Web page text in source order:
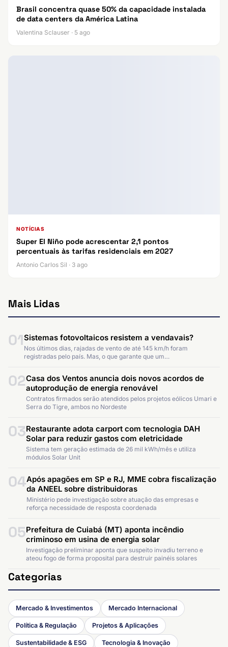
Brasil concentra quase 50% da capacidade instalada
de data centers da América Latina
Valentina Sclauser · 5 ago
NOTÍCIAS
Super El Niño pode acrescentar 2,1 pontos
percentuais às tarifas residenciais em 2027
Antonio Carlos Sil · 3 ago
Mais Lidas
01Sistemas fotovoltaicos resistem a vendavais?
Nos últimos dias, rajadas de vento de até 145 km/h foram
registradas pelo país. Mas, o que garante que um…
02Casa dos Ventos anuncia dois novos acordos de
autoprodução de energia renovável
Contratos firmados serão atendidos pelos projetos eólicos Umari e
Serra do Tigre, ambos no Nordeste
03Restaurante adota carport com tecnologia DAH
Solar para reduzir gastos com eletricidade
Sistema tem geração estimada de 26 mil kWh/mês e utiliza
módulos Solar Unit
04Após apagões em SP e RJ, MME cobra fiscalização
da ANEEL sobre distribuidoras
Ministério pede investigação sobre atuação das empresas e
reforça necessidade de resposta coordenada
05Prefeitura de Cuiabá (MT) aponta incêndio
criminoso em usina de energia solar
Investigação preliminar aponta que suspeito invadiu terreno e
ateou fogo de forma proposital para destruir painéis solares
Categorias
Mercado & Investimentos Mercado Internacional
Política & Regulação Projetos & Aplicações
Sustentabilidade & ESG Tecnologia & Inovação